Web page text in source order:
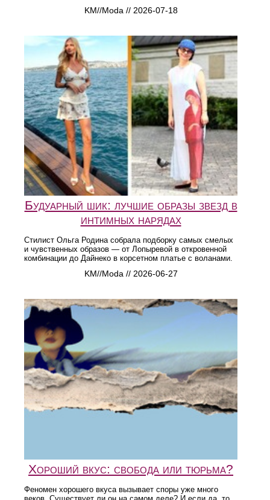
KM//Moda // 2026-07-18
Будуарный шик: лучшие образы звезд в
интимных нарядах
Стилист Ольга Родина собрала подборку самых смелых
и чувственных образов — от Лопыревой в откровенной
комбинации до Дайнеко в корсетном платье с воланами.
KM//Moda // 2026-06-27
Хороший вкус: свобода или тюрьма?
Феномен хорошего вкуса вызывает споры уже много